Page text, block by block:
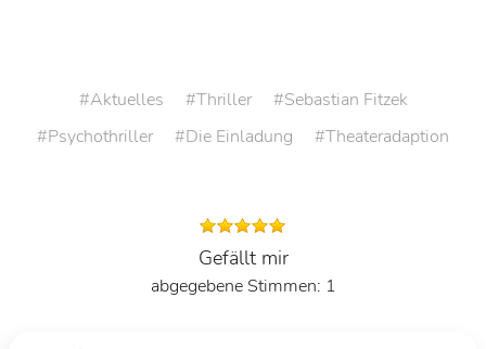
Aktuelles Thriller
Sebastian Fitzek
Psychothriller
Die Einladung Theateradaption
Gefällt mir
1